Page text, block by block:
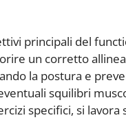
principali del
un corretto
la postura e
squilibri
specifici, si lavora